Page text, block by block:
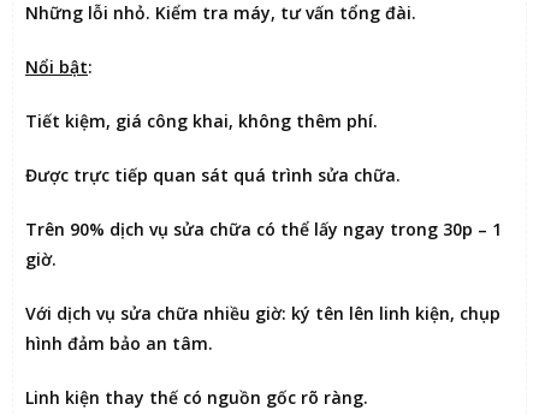
Những lỗi nhỏ. Kiểm tra máy, tư vấn tổng đài.
Nổi bật:
Tiết kiệm, giá công khai, không thêm phí.
Được trực tiếp quan sát quá trình sửa chữa.
Trên 90% dịch vụ sửa chữa có thể lấy ngay trong 30p – 1
giờ.
Với dịch vụ sửa chữa nhiều giờ: ký tên lên linh kiện, chụp
hình đảm bảo an tâm.
Linh kiện thay thế có nguồn gốc rõ ràng.